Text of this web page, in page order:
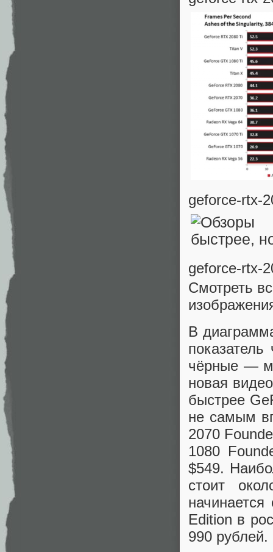
geforce-rtx-
geforce-rtx-
Смотреть
В
чёрные —
новая
быстрее
не самым
2070
1080
$549.
стоит
Edition в
990 рублей.